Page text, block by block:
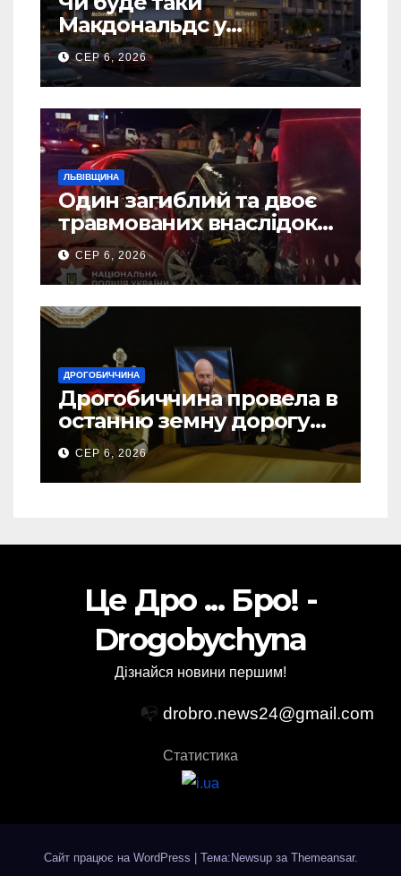
Макдональдс у
Дрогобичі? (Фото)
СЕР 6, 2026
ЛЬВІВЩИНА
Один загиблий та двоє
травмованих внаслідок
ДТП на Самбірщині
СЕР 6, 2026
ДРОГОБИЧЧИНА
Дрогобиччина провела в
останню земну дорогу
свого Захисника – Олега
Торського
СЕР 6, 2026
Це Дро ... Бро! -
Drogobychyna
Дізнайся новини першим!
📭 drobro.news24@gmail.com
Статистика
Сайт працює на WordPress Тема:Newsup за Themeansar.